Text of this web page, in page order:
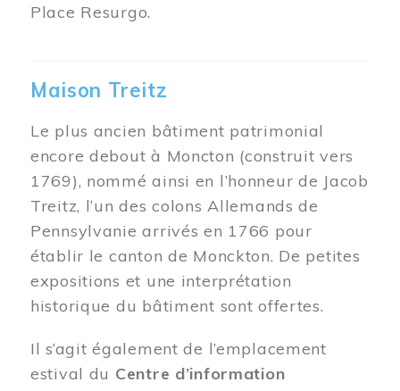
Place Resurgo.
Maison Treitz
Le plus ancien bâtiment patrimonial
encore debout à Moncton (construit vers
1769), nommé ainsi en l’honneur de Jacob
Treitz, l’un des colons Allemands de
Pennsylvanie arrivés en 1766 pour
établir le canton de Monckton. De petites
expositions et une interprétation
historique du bâtiment sont offertes.
Il s’agit également de l’emplacement
estival du Centre d’information